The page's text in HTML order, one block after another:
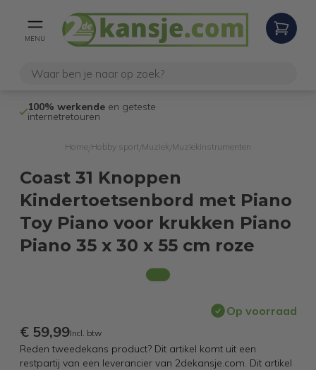
MENU
100% werkende en geteste
internetretouren
Home Hobby sport Muziek Muziekinstrumenten
Coast 31 Knoppen
Kindertoetsenbord met Piano
Toy Piano voor krukken Piano
Piano 35 x 30 x 55 cm roze
Op voorraad
€ 59,99Incl. btw
Reden tweedekans product? Dit artikel komt uit een
restpartij van een leverancier van 2dekansje.com. Dit artikel